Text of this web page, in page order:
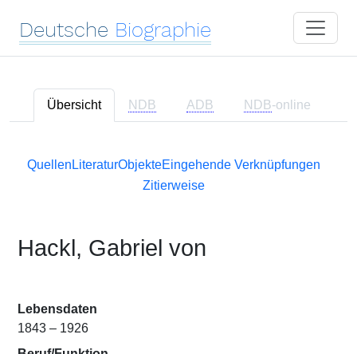
Deutsche Biographie
Übersicht NDB ADB NDB-online
Quellen LiteraturObjekteEingehende Verknüpfungen
Zitierweise
Hackl, Gabriel von
Lebensdaten
1843 – 1926